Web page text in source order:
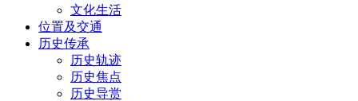
文化生活
位置及交通
历史传承
历史轨迹
历史焦点
历史导赏